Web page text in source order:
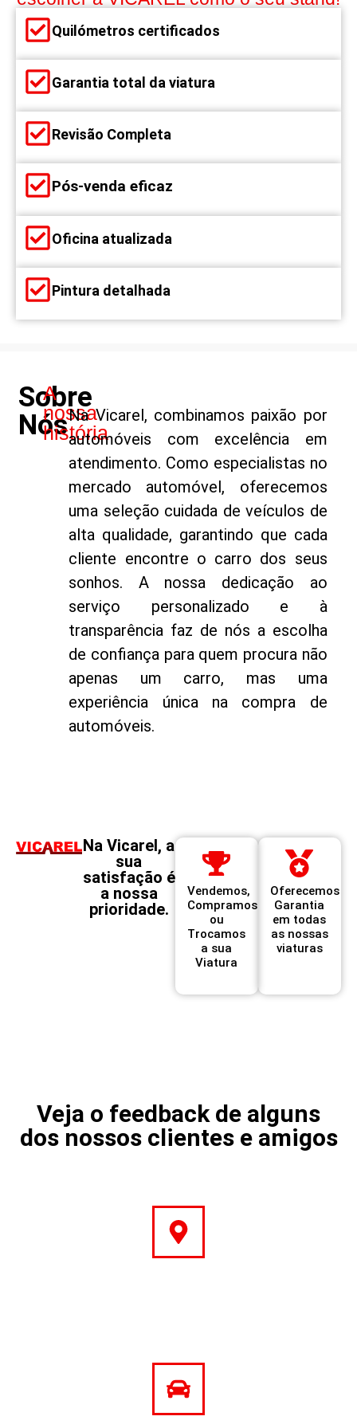
Quilómetros certificados
Garantia total da viatura
Revisão Completa
Pós-venda eficaz
Oficina atualizada
Pintura detalhada
Sobre
Nós
A
nossa
história
Na Vicarel, combinamos paixão por
automóveis com excelência em
atendimento. Como especialistas no
mercado automóvel, oferecemos
uma seleção cuidada de veículos de
alta qualidade, garantindo que cada
cliente encontre o carro dos seus
sonhos. A nossa dedicação ao
serviço personalizado e à
transparência faz de nós a escolha
de confiança para quem procura não
apenas um carro, mas uma
experiência única na compra de
automóveis.
Na Vicarel, a
sua
satisfação é
a nossa
prioridade.
Vendemos,
Compramos
ou
Trocamos
a sua
Viatura
Oferecemos
Garantia
em todas
as nossas
viaturas
Veja o feedback de alguns
dos nossos clientes e amigos